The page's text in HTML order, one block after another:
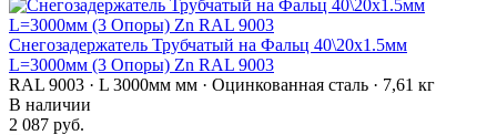
Снегозадержатель Трубчатый на Фальц 40\20х1.5мм
L=3000мм (3 Опоры) Zn RAL 9003
RAL 9003 · L 3000мм мм · Оцинкованная сталь · 7,61 кг
В наличии
2 087 руб.